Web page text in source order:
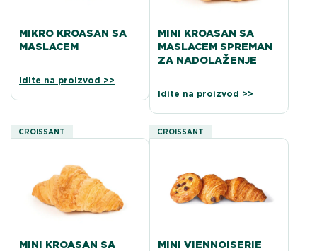
MIKRO KROASAN SA
MASLACEM
Idite na proizvod >>
MINI KROASAN SA
MASLACEM SPREMAN
ZA NADOLAŽENJE
Idite na proizvod >>
CROISSANT
MINI KROASAN SA
CROISSANT
MINI VIENNOISERIE